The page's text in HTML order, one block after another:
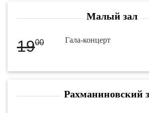
Малый зал
1900 Гала-концерт
Рахманиновский